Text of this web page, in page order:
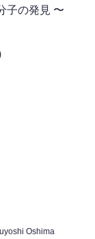
子の発見 〜
Oshima